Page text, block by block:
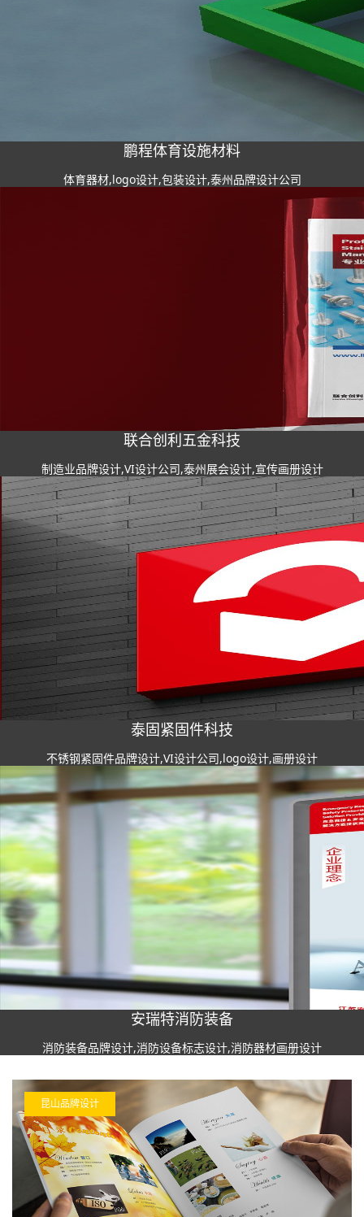
鹏程体育设施材料
体育器材,logo设计,包装设计,泰州品牌设计公司
联合创利五金科技
制造业品牌设计,VI设计公司,泰州展会设计,宣传画册设计
泰固紧固件科技
不锈钢紧固件品牌设计,VI设计公司,logo设计,画册设计
安瑞特消防装备
消防装备品牌设计,消防设备标志设计,消防器材画册设计
昆山品牌设计